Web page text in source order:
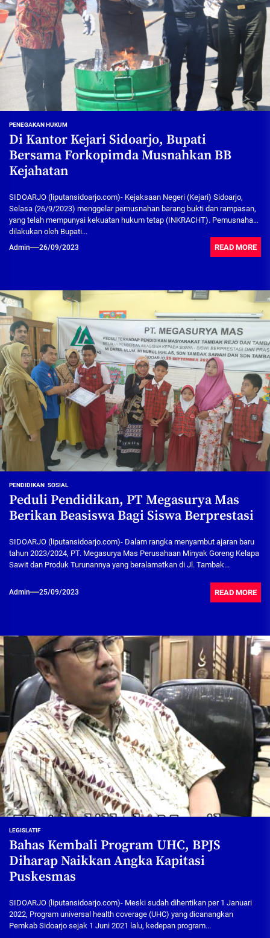
PENEGAKAN HUKUM
Di Kantor Kejari Sidoarjo, Bupati
Bersama Forkopimda Musnahkan BB
Kejahatan
SIDOARJO (liputansidoarjo.com)- Kejaksaan Negeri (Kejari) Sidoarjo,
Selasa (26/9/2023) menggelar pemusnahan barang bukti dan rampasan,
yang telah mempunyai kekuatan hukum tetap (INKRACHT). Pemusnahan
dilakukan oleh Bupati...
Admin 26/09/2023 READ MORE
PENDIDIKAN SOSIAL
Peduli Pendidikan, PT Megasurya Mas
Berikan Beasiswa Bagi Siswa Berprestasi
SIDOARJO (liputansidoarjo.com)- Dalam rangka menyambut ajaran baru
tahun 2023/2024, PT. Megasurya Mas Perusahaan Minyak Goreng Kelapa
Sawit dan Produk Turunannya yang beralamatkan di Jl. Tambak...
Admin 25/09/2023 READ MORE
LEGISLATIF
Bahas Kembali Program UHC, BPJS
Diharap Naikkan Angka Kapitasi
Puskesmas
SIDOARJO (liputansidoarjo.com)- Meski sudah dihentikan per 1 Januari
2022, Program universal health coverage (UHC) yang dicanangkan
Pemkab Sidoarjo sejak 1 Juni 2021 lalu, kedepan program...